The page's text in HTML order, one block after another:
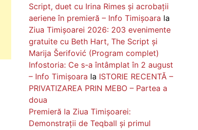
Script, duet cu Irina Rimes și acrobații
aeriene în premieră – Info Timișoara la
Ziua Timișoarei 2026: 203 evenimente
gratuite cu Beth Hart, The Script și
Marija Šerifović (Program complet)
Infostoria: Ce s-a întâmplat în 2 august
– Info Timișoara la ISTORIE RECENTĂ –
PRIVATIZAREA PRIN MEBO – Partea a
doua
Premieră la Ziua Timișoarei:
Demonstrații de Teqball și primul